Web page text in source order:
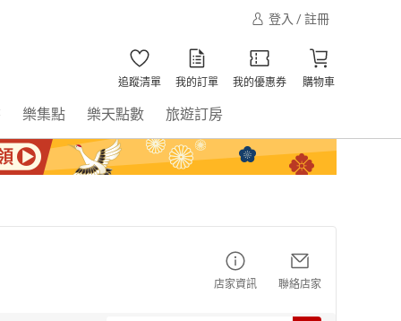
登入 / 註冊
追蹤清單 我的訂單 我的優惠券 購物車
樂集點 樂天點數 旅遊訂房
店家資訊 聯絡店家